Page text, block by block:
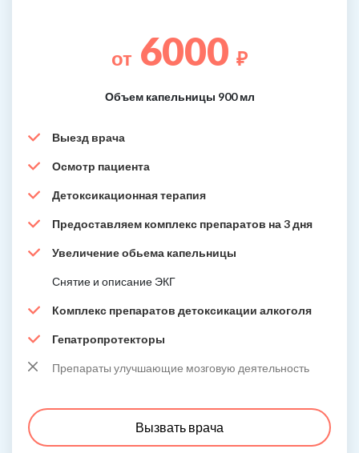
от 6000 ₽
Объем капельницы 900 мл
Выезд врача
Осмотр пациента
Детоксикационная терапия
Предоставляем комплекс препаратов на 3 дня
Увеличение обьема капельницы
Снятие и описание ЭКГ
Комплекс препаратов детоксикации алкоголя
Гепатропротекторы
Препараты улучшающие мозговую деятельность
Вызвать врача